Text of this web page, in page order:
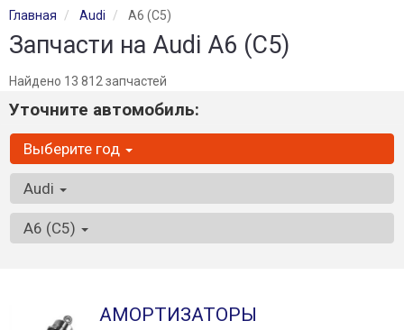
Главная Audi A6 (C5)
Запчасти на Audi A6 (C5)
Найдено 13 812 запчастей
Уточните автомобиль:
Выберите год
Audi
A6 (C5)
АМОРТИЗАТОРЫ